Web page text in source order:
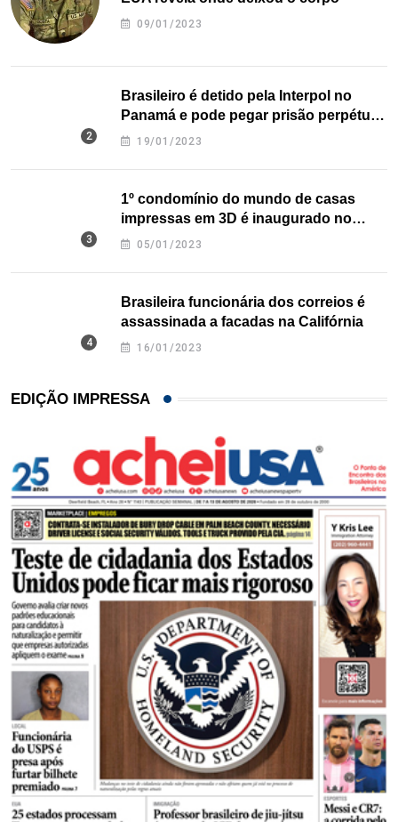
09/01/2023
Brasileiro é detido pela Interpol no
Panamá e pode pegar prisão perpétua
nos EUA
19/01/2023
1º condomínio do mundo de casas
impressas em 3D é inaugurado no
Texas
05/01/2023
Brasileira funcionária dos correios é
assassinada a facadas na Califórnia
16/01/2023
EDIÇÃO IMPRESSA